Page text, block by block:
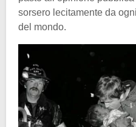
sorsero lecitamente da
del mondo.